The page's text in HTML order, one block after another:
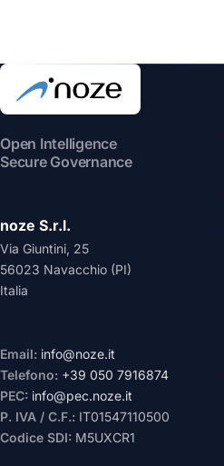
Open Intelligence
Secure Governance
noze S.r.l.
Via Giuntini, 25
56023 Navacchio (PI)
Italia
Email: info@noze.it
Telefono: +39 050 7916874
PEC: info@pec.noze.it
P. IVA / C.F.: IT01547110500
Codice SDI: M5UXCR1